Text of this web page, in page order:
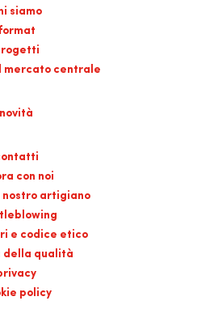
siamo
mercato centrale
novità
con noi
nostro artigiano
e codice etico
della qualità
policy